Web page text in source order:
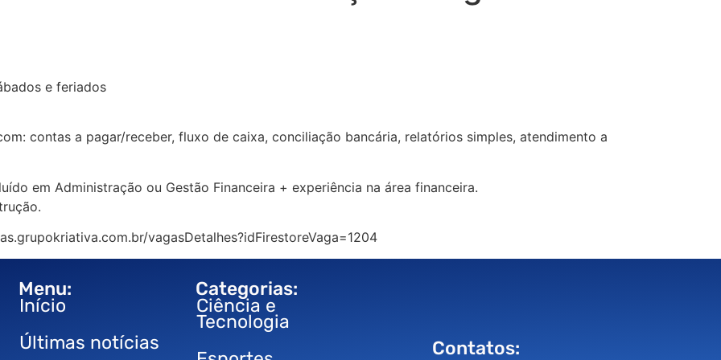
e feriados
contas a pagar/receber, fluxo de caixa, conciliação bancária, relatórios simples, atendimento a
em Administração ou Gestão Financeira + experiência na área financeira.
vagasDetalhes?idFirestoreVaga=1204
Menu:
Início
Últimas notícias
Categorias:
Ciência e
Tecnologia
Contatos: